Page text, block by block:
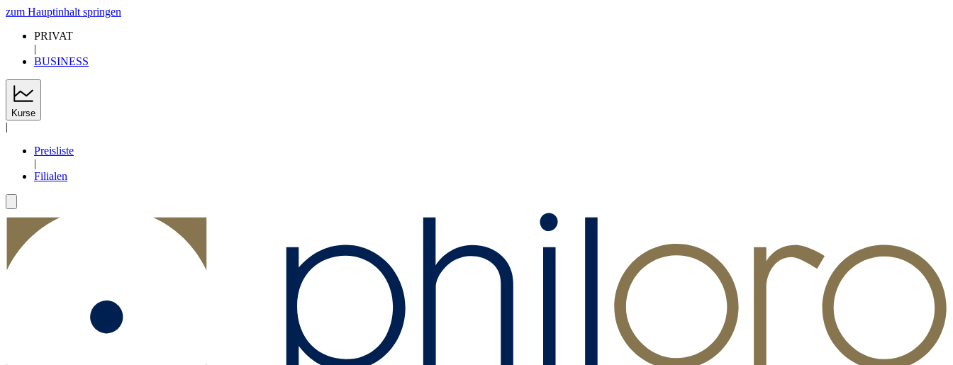
zum Hauptinhalt springen
PRIVAT
|
BUSINESS
Kurse
|
Preisliste
|
Filialen